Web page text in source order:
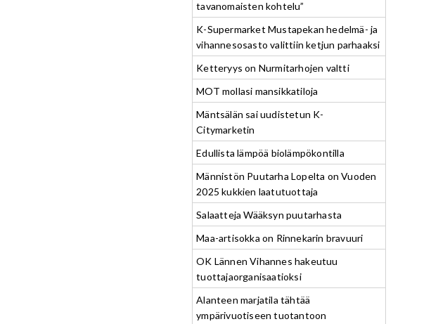
tavanomaisten kohtelu”
K-Supermarket Mustapekan hedelmä- ja
vihannesosasto valittiin ketjun parhaaksi
Ketteryys on Nurmitarhojen valtti
MOT mollasi mansikkatiloja
Mäntsälän sai uudistetun K-
Citymarketin
Edullista lämpöä biolämpökontilla
Männistön Puutarha Lopelta on Vuoden
2025 kukkien laatutuottaja
Salaatteja Wääksyn puutarhasta
Maa-artisokka on Rinnekarin bravuuri
OK Lännen Vihannes hakeutuu
tuottajaorganisaatioksi
Alanteen marjatila tähtää
ympärivuotiseen tuotantoon